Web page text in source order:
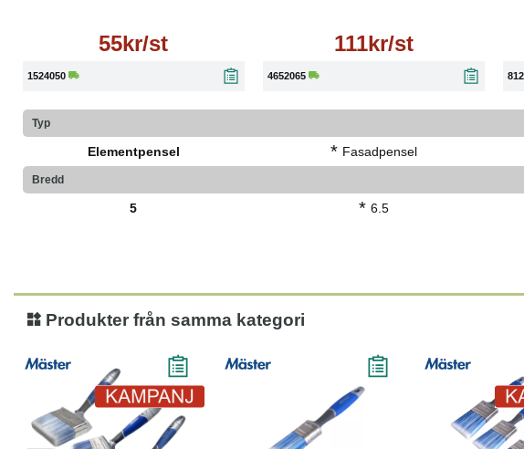
55kr/st
1524050
111kr/st
4652065
Typ
Elementpensel * Fasadpensel
Bredd
5 * 6.5
Produkter från samma kategori